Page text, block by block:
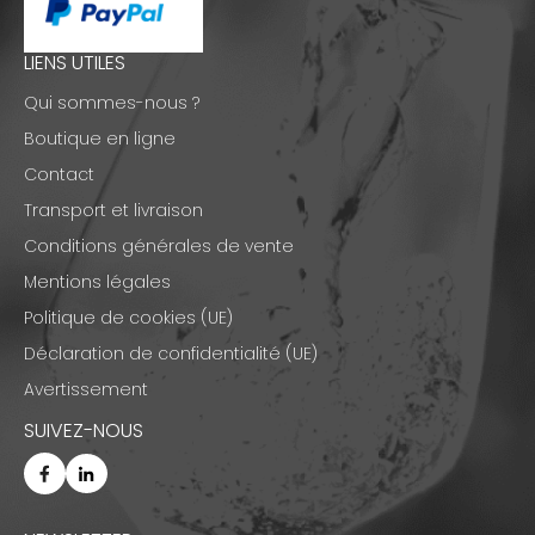
LIENS UTILES
Qui sommes-nous ?
Boutique en ligne
Contact
Transport et livraison
Conditions générales de vente
Mentions légales
Politique de cookies (UE)
Déclaration de confidentialité (UE)
Avertissement
SUIVEZ-NOUS